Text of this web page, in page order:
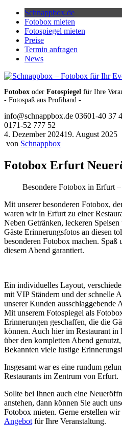
Skip
content
Schnappbox.de
Fotobox mieten
Fotospiegel mieten
Preise
Termin anfragen
News
Fotobox oder Fotospiegel für Ihre
- Fotospaß aus Profihand -
info@schnappbox.de 03601-40 37
0171-52 777 52
4. Dezember 202419. August 2025
von Schnappbox
Fotobox Erfurt
Besondere Fotobox in Erfurt
Mit unserer besonderen Fotobox,
waren wir in Erfurt zu einer
Neben Getränken, leckeren
Gäste Erinnerungsfotos an diesen
besonderen Fotobox machen. Spaß
diesem Abend garantiert.
Ein individuelles Layout,
mit VIP Ständern und der schnelle
unserer Kunden ausschlaggebende
Mit unserem Fotospiegel als
Erinnerungen geschaffen, die die
können. Auch hier im Restaurant
über den kompletten Abend
Bekannten viele lustige
Insgesamt war es eine rundum
Restaurants im Zentrum von Erfurt.
Sollte bei Ihnen auch eine
anstehen, dann können Sie auch
Fotobox mieten. Gerne erstellen wir
Angebot für Ihre Veranstaltung.